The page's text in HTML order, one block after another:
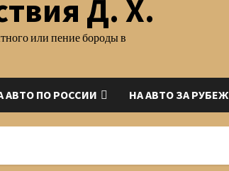
Д. Х.
или пение бороды в
АВТО ПО РОССИИ НА АВТО ЗА РУБЕЖ